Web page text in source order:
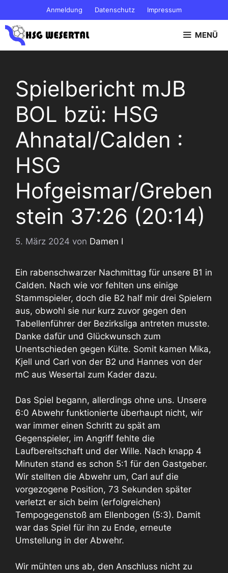
Inhalt
springen
Anmeldung Datenschutz Impressum
MENÜ
Spielbericht mJB
BOL bzü: HSG
Ahnatal/Calden :
HSG
Hofgeismar/Greben
stein 37:26 (20:14)
5. März 2024 von Damen I
Ein rabenschwarzer Nachmittag für unsere B1 in
Calden. Nach wie vor fehlten uns einige
Stammspieler, doch die B2 half mir drei Spielern
aus, obwohl sie nur kurz zuvor gegen den
Tabellenführer der Bezirksliga antreten musste.
Danke dafür und Glückwunsch zum
Unentschieden gegen Külte. Somit kamen Mika,
Kjell und Carl von der B2 und Hannes von der
mC aus Wesertal zum Kader dazu.
Das Spiel begann, allerdings ohne uns. Unsere
6:0 Abwehr funktionierte überhaupt nicht, wir
war immer einen Schritt zu spät am
Gegenspieler, im Angriff fehlte die
Laufbereitschaft und der Wille. Nach knapp 4
Minuten stand es schon 5:1 für den Gastgeber.
Wir stellten die Abwehr um, Carl auf die
vorgezogene Position, 73 Sekunden später
verletzt er sich beim (erfolgreichen)
Tempogegenstoß am Ellenbogen (5:3). Damit
war das Spiel für ihn zu Ende, erneute
Umstellung in der Abwehr.
Wir mühten uns ab, den Anschluss nicht zu